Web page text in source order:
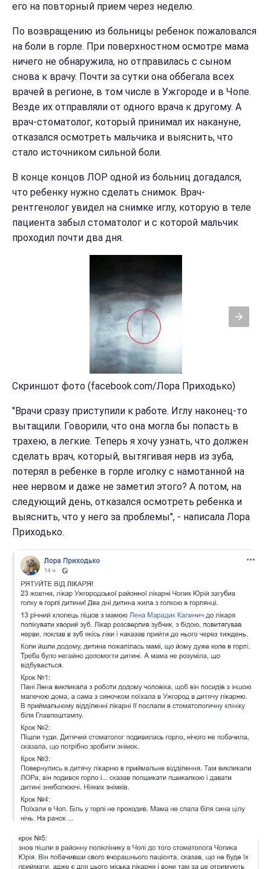
его на повторный прием через неделю.
По возвращению из больницы ребенок пожаловался
на боли в горле. При поверхностном осмотре мама
ничего не обнаружила, но отправилась с сыном
снова к врачу. Почти за сутки она оббегала всех
врачей в регионе, в том числе в Ужгороде и в Чопе.
Везде их отправляли от одного врача к другому. А
врач-стоматолог, который принимал их накануне,
отказался осмотреть мальчика и выяснить, что
стало источником сильной боли.
В конце концов ЛОР одной из больниц догадался,
что ребенку нужно сделать снимок. Врач-
рентгенолог увидел на снимке иглу, которую в теле
пациента забыл стоматолог и с которой мальчик
проходил почти два дня.
Скриншот фото (facebook.com/Лора Приходько)
"Врачи сразу приступили к работе. Иглу наконец-то
вытащили. Говорили, что она могла бы попасть в
трахею, в легкие. Теперь я хочу узнать, что должен
сделать врач, который, вытягивая нерв из зуба,
потерял в ребенке в горле иголку с намотанной на
нее нервом и даже не заметил этого? А потом, на
следующий день, отказался осмотреть ребенка и
выяснить, что у него за проблемы", - написала Лора
Приходько.